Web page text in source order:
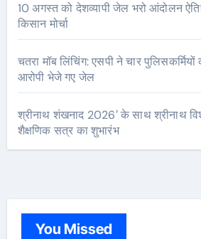
10 अगस्त को देशव्यापी जेल भरो आंदोलन
किसान मोर्चा
चतरा मॉब लिंचिंग: एसपी ने चार पुलिसकर्मियों
आरोपी भेजे गए जेल
श्रीनाथ शंखनाद 2026′ के साथ श्रीनाथ
शैक्षणिक सत्र का शुभारंभ
You Missed